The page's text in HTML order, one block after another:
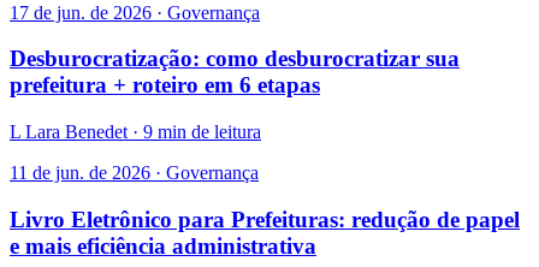
17 de jun. de 2026 · Governança
Desburocratização: como desburocratizar sua
prefeitura + roteiro em 6 etapas
L Lara Benedet · 9 min de leitura
11 de jun. de 2026 · Governança
Livro Eletrônico para Prefeituras: redução de papel
e mais eficiência administrativa